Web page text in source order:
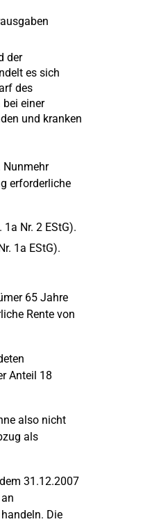
der
es sich
des
einer
und kranken
erforderliche
Nr. 2 EStG).
1a EStG).
65 Jahre
Rente von
Anteil 18
also nicht
als
31.12.2007
Die